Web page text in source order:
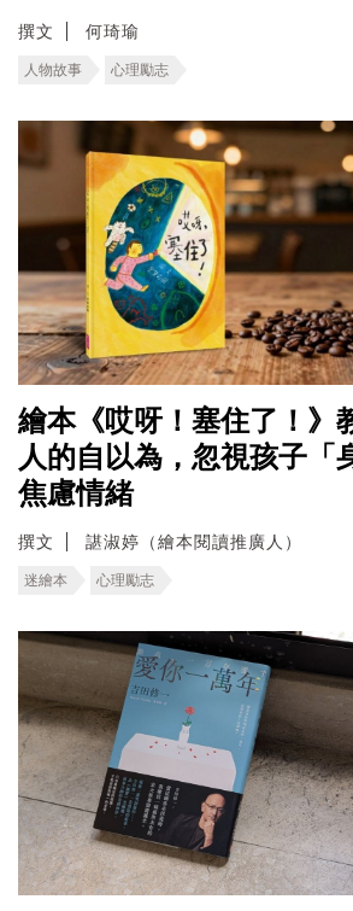
撰文 何琦瑜
人物故事 心理勵志
繪本《哎呀！塞住了！》
人的自以為，忽視孩子「
焦慮情緒
撰文 諶淑婷（繪本閱讀推廣人）
迷繪本 心理勵志